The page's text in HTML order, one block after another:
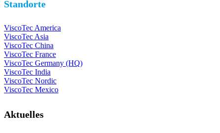
Standorte
ViscoTec America
ViscoTec Asia
ViscoTec China
ViscoTec France
ViscoTec Germany (HQ)
ViscoTec India
ViscoTec Nordic
ViscoTec Mexico
Aktuelles